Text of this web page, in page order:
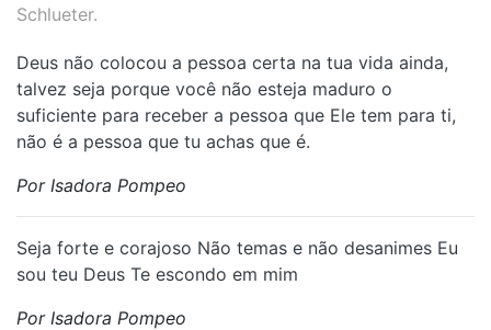
Schlueter.
Deus não colocou a pessoa certa na tua vida ainda,
talvez seja porque você não esteja maduro o
suficiente para receber a pessoa que Ele tem para ti,
não é a pessoa que tu achas que é.
Por Isadora Pompeo
S⁠eja forte e corajoso Não temas e não desanimes Eu
sou teu Deus Te escondo em mim
Por Isadora Pompeo